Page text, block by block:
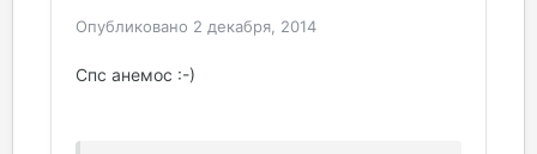
Опубликовано 2 декабря, 2014
Спс анемос :-)